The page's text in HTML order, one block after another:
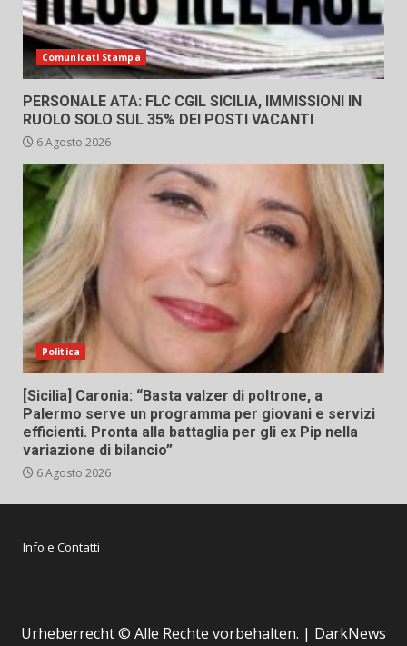
Comunicati Stampa
PERSONALE ATA: FLC CGIL SICILIA, IMMISSIONI IN
RUOLO SOLO SUL 35% DEI POSTI VACANTI
6 Agosto 2026
Politica
[Sicilia] Caronia: “Basta valzer di poltrone, a
Palermo serve un programma per giovani e servizi
efficienti. Pronta alla battaglia per gli ex Pip nella
variazione di bilancio”
6 Agosto 2026
Info e Contatti
Urheberrecht © Alle Rechte vorbehalten. | DarkNews